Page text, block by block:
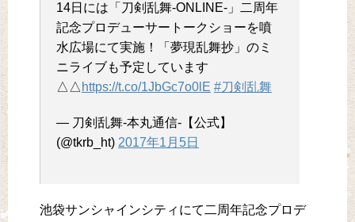
14日には「刀剣乱舞-ONLINE-」二周年
記念プロデューサートークショーを噴
水広場にて実施！「夢現乱舞抄」のミ
ニライブも予定しています
△△ https://t.co/1JbGc7o0lE #刀剣乱舞
— 刀剣乱舞-本丸通信-【公式】
(@tkrb_ht) 2017年1月5日
池袋サンシャインシティにて二周年記念プロデ